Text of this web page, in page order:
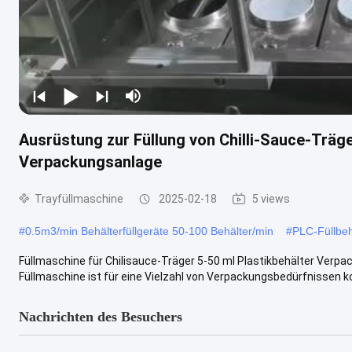
Ausrüstung zur Füllung von Chilli-Sauce-
Verpackungsanlage
Trayfüllmaschine 2025-02-18 5 views
#0.5m3/min Behälterfüllgeräte 50-100 Behälter/min #PLC-
Füllmaschine für Chilisauce-Träger 5-50 ml Plastikbehälter
Füllmaschine ist für eine Vielzahl von Verpackungsbedürfnissen
Nachrichten des Besuchers